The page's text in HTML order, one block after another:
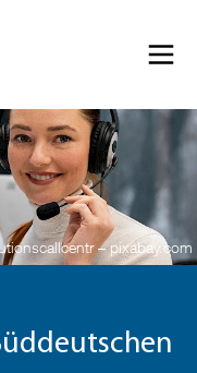
– pixabay.com